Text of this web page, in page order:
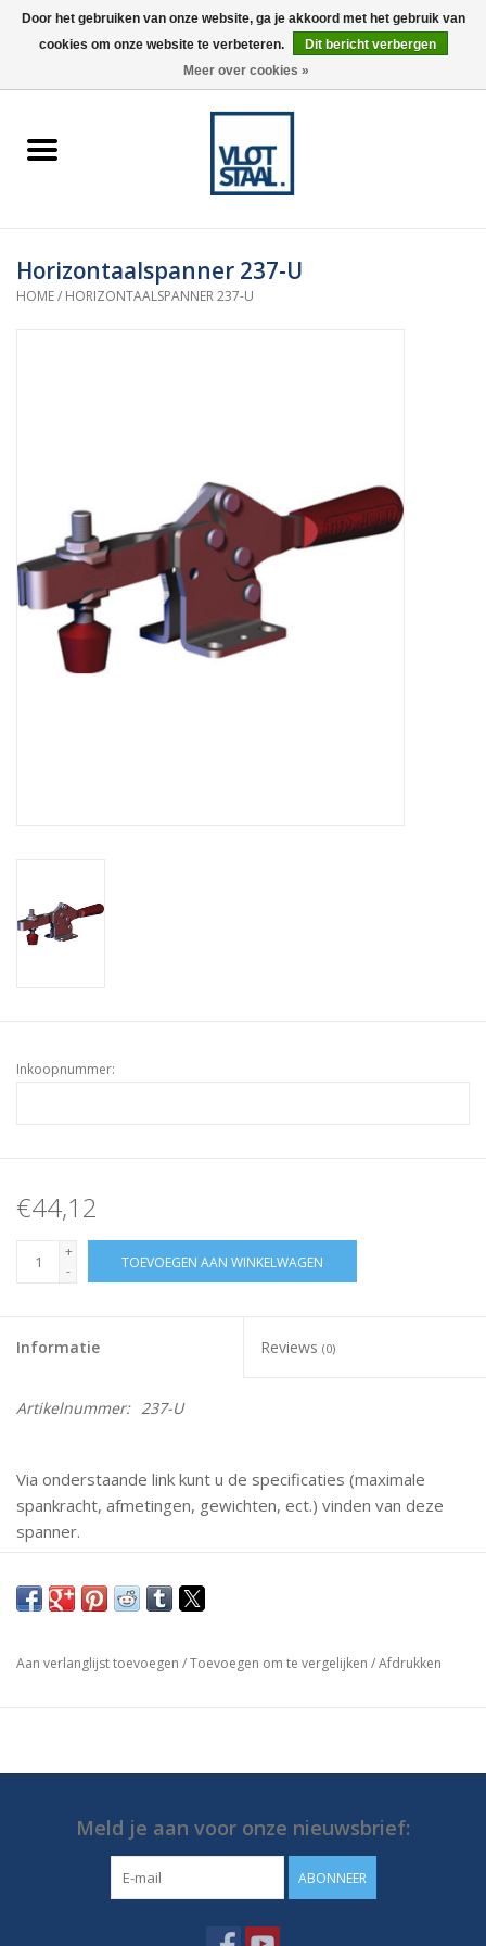
0 Artikelen - €0,00
spanners
Horizontaalspanner 237-U
HOME/ HORIZONTAALSPANNER 237-U
Inkoopnummer:
€44,12
+
-
TOEVOEGEN AAN WINKELWAGEN
Informatie Reviews (0)
Artikelnummer: 237-U
Via onderstaande link kunt u de specificaties (maximale
spankracht, afmetingen, gewichten, ect.) vinden van deze
spanner.
Mochten er vragen zijn neem dan gerust contact met ons
op.
https://media.destaco.com/assetbank-
Aan verlanglijst toevoegen /Toevoegen om te vergelijken /Afdrukken
Meld je aan voor onze nieuwsbrief:
ABONNEER
Door het gebruiken van onze website, ga je akkoord met het gebruik van
cookies om onze website te verbeteren.
Dit bericht verbergen
Meer over cookies »